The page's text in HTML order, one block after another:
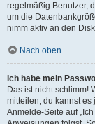
regelmäßig Benutzer,
um die
nimm aktiv an den
Nach oben
Ich habe mein
Das ist nicht schlimm!
mitteilen, du kannst es
Anmelde-Seite auf